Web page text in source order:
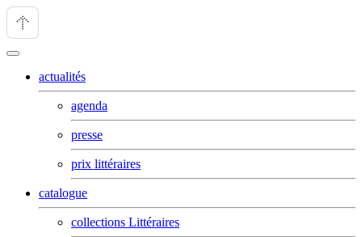
actualités
agenda
presse
prix littéraires
catalogue
collections Littéraires